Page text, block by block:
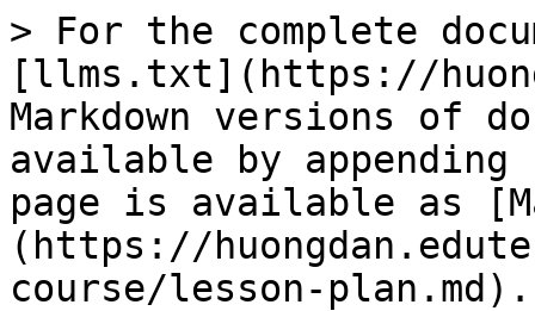
> For the complete
[llms.txt](https://
Markdown versions of
available by
page is available as
(https://
course/lesson-plan.md).